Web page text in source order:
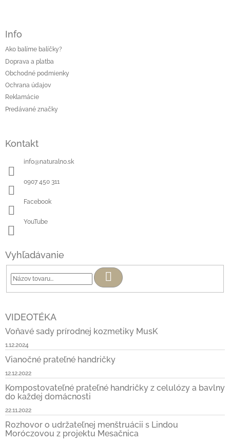
Info
Ako balíme balíčky?
Doprava a platba
Obchodné podmienky
Ochrana údajov
Reklamácie
Predávané značky
Kontakt
info@naturalno.sk
0907 450 311
Facebook
YouTube
Vyhľadávanie
Hľadať
VIDEOTÉKA
Voňavé sady prírodnej kozmetiky MusK
1.12.2024
Vianočné prateľné handričky
12.12.2022
Kompostovateľné prateľné handričky z celulózy a bavlny
do každej domácnosti
22.11.2022
Rozhovor o udržateľnej menštruácii s Lindou
Moróczovou z projektu Mesačnica